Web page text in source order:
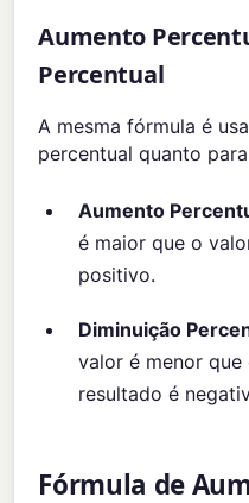
Aumento
Percentual
A mesma fórmula é
percentual quanto
Aumento
é maior que o
positivo.
Diminuição
valor é menor
resultado é
Fórmula de